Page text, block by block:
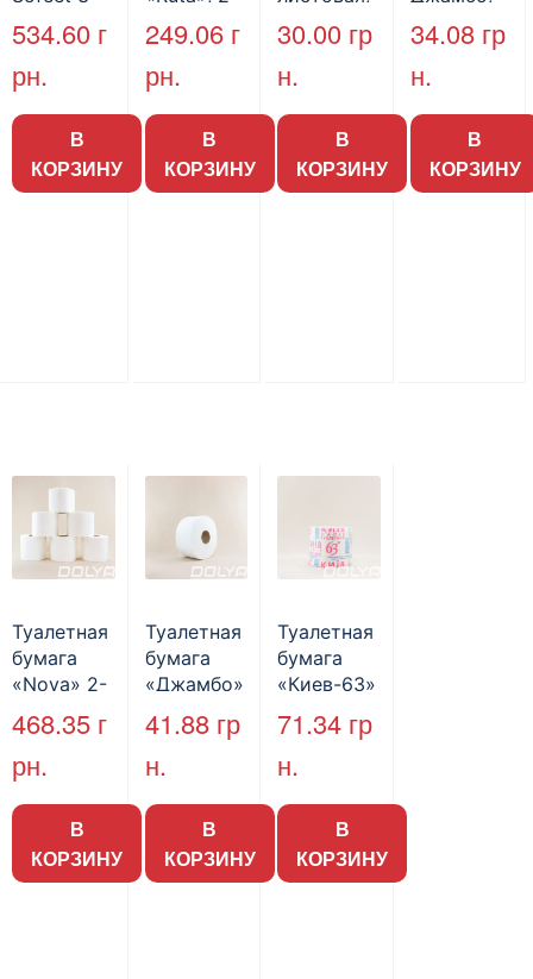
слойная
целлюлозн
ая на
гильзе,
белая,
14м. 30шт
(3/пак)
534.60 г
рн.
В
КОРЗИНУ
слойная,
белая,
гладкая,
55м, 6шт/
уп
249.06 г
рн.
В
КОРЗИНУ
200 шт.
30.00 гр
н.
В
КОРЗИНУ
130 м.
34.08 гр
н.
В
КОРЗИНУ
Туалетная
бумага
«Nova» 2-
слойная,
целлюлозн
ая, на
гильзе,
белая 15м,
50шт/уп
468.35 г
рн.
В
КОРЗИНУ
Туалетная
бумага
«Джамбо»
, B2B
Service,
75м,
ая,
двухслойн
ая
41.88 гр
н.
В
КОРЗИНУ
Туалетная
бумага
«Киев-63»
, 8 шт/уп
71.34 гр
н.
В
КОРЗИНУ